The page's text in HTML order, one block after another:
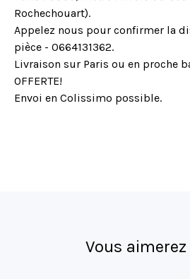
Rochechouart).
Appelez nous pour confirmer la
pièce - 0664131362.
Livraison sur Paris ou en proche
OFFERTE!
Envoi en Colissimo possible.
Vous